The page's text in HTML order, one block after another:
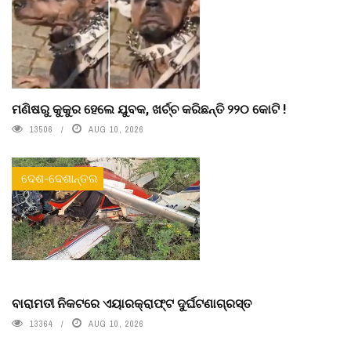
ମଣିଷରୁ କୁକୁର ହେଲେ ଯୁବକ, ଖର୍ଚ୍ଚ କରିଛନ୍ତି ୨୨୦ କୋଟି !
13506 AUG 10, 2026
ଦେଶ-ଦେଶାନ୍ତର
ବାରାମତୀ ନିକଟରେ ଏୟାରକ୍ରାଫ୍ଟ ଦୁର୍ଘଟଣାଗ୍ରସ୍ତ
13364 AUG 10, 2026